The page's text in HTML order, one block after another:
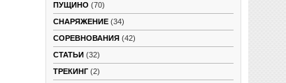
ПУЩИНО (70)
СНАРЯЖЕНИЕ (34)
СОРЕВНОВАНИЯ (42)
СТАТЬИ (32)
ТРЕКИНГ (2)